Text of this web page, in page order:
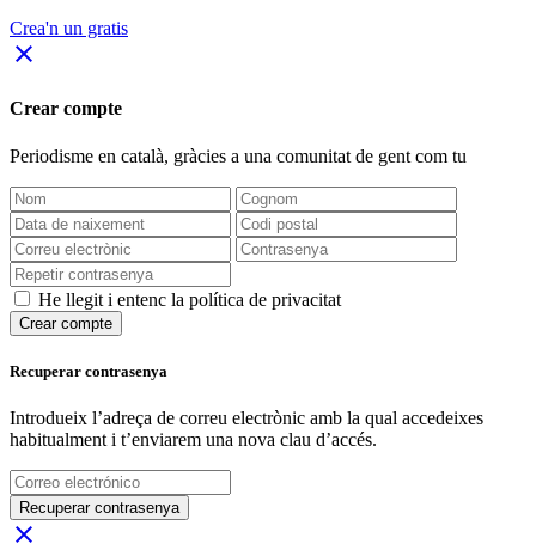
Crea'n un gratis
close
Crear compte
Periodisme en català, gràcies a una comunitat de gent com tu
He llegit i entenc la política de privacitat
Crear compte
Recuperar contrasenya
Introdueix l’adreça de correu electrònic amb la qual accedeixes
habitualment i t’enviarem una nova clau d’accés.
Recuperar contrasenya
close